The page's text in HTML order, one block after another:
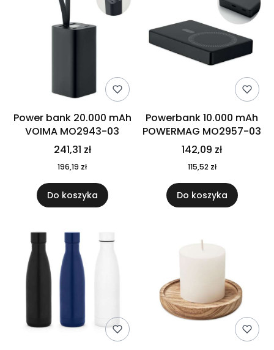
Power bank 20.000 mAh
VOIMA MO2943-03
241,31 zł
196,19 zł
Do koszyka
Powerbank 10.000 mAh
POWERMAG MO2957-03
142,09 zł
115,52 zł
Do koszyka